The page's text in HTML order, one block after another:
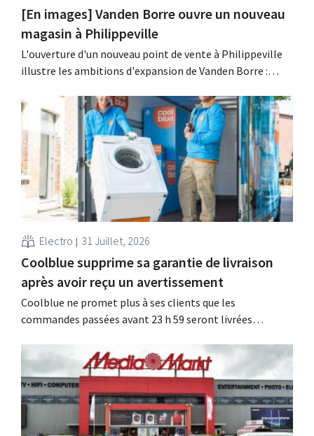
[En images] Vanden Borre ouvre un nouveau
magasin à Philippeville
L'ouverture d'un nouveau point de vente à Philippeville
illustre les ambitions d'expansion de Vanden Borre :
détaillant d'électroménager à moins de 15 minutes de
chez lui.
Electro 31 Juillet, 2026
Coolblue supprime sa garantie de livraison
après avoir reçu un avertissement
Coolblue ne promet plus à ses clients que les
commandes passées avant 23 h 59 seront livrées
la formulation de cette promesse après que la
Commission néerlandaise du code de la publicité a jugé
que celle-ci était trompeuse et déloyale.